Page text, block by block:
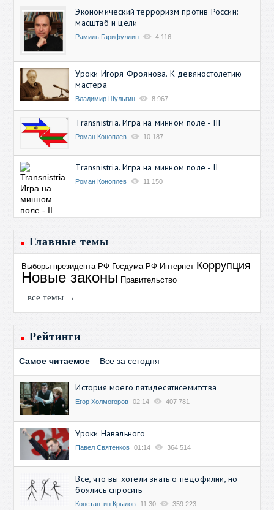
Экономический терроризм против России:
масштаб и цели
Рамиль Гарифуллин 4 116
Уроки Игоря Фроянова. К девяностолетию
мастера
Владимир Шульгин 8 967
Transnistria. Игра на минном поле - III
Роман Коноплев 10 187
Transnistria. Игра на минном поле - II
Роман Коноплев 11 150
Главные темы
Выборы президента РФ Госдума РФ Интернет Коррупция
Новые законы Правительство
все темы →
Рейтинги
Самое читаемое Все за сегодня
История моего пятидесятисемитства
Егор Холмогоров 02:14 407 781
Уроки Навального
Павел Святенков 01:14 364 514
Всё, что вы хотели знать о педофилии, но
боялись спросить
Константин Крылов 11:30 359 223